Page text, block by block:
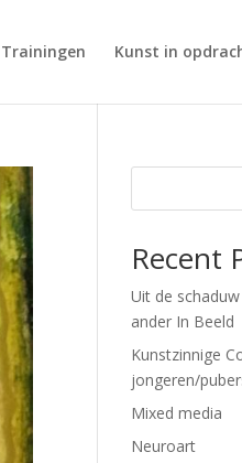
Trainingen Kunst in
Recent
Uit de
ander In Beeld
Kunstzinnige
jongeren/
Mixed media
Neuroart